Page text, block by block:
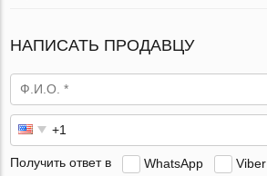
НАПИСАТЬ ПРОДАВЦУ
Получить ответ в WhatsApp Viber